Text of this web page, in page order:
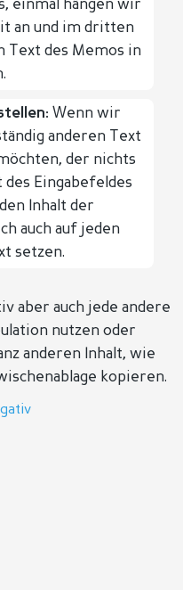
einmal hängen wir
an und im dritten
Text des Memos in
Wenn wir
anderen Text
der nichts
Eingabefeldes
Inhalt der
auch auf jeden
setzen.
aber auch jede andere
nutzen oder
anderen Inhalt, wie
kopieren.